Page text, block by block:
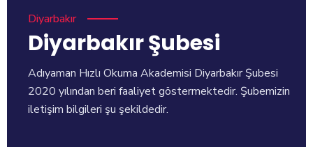
Diyarbakır
Diyarbakır Şubesi
Adıyaman Hızlı Okuma Akademisi Diyarbakır Şubesi
2020 yılından beri faaliyet göstermektedir. Şubemizin
iletişim bilgileri şu şekildedir.